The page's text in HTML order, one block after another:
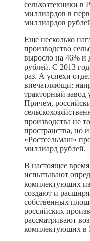
сельхозтехники в
миллиардов в
миллиардов
Еще несколько
производство
выросло на 46% и
рублей. С 2013
раз. А успехи
впечатляющи:
тракторный завод
Причем,
производства не
пространства, но
«Ростсельмаш»
миллиард рублей.
В настоящее
испытывают
комплектующих
создают и
собственных
российских
рассматривают
комплектующих в